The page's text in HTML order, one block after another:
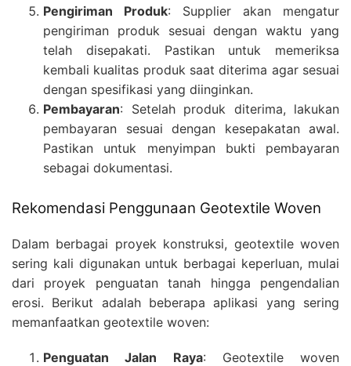
Pengiriman Produk: Supplier akan mengatur
pengiriman produk sesuai dengan waktu yang
telah disepakati. Pastikan untuk memeriksa
kembali kualitas produk saat diterima agar sesuai
dengan spesifikasi yang diinginkan.
Pembayaran: Setelah produk diterima, lakukan
pembayaran sesuai dengan kesepakatan awal.
Pastikan untuk menyimpan bukti pembayaran
sebagai dokumentasi.
Rekomendasi Penggunaan Geotextile Woven
Dalam berbagai proyek konstruksi, geotextile woven
sering kali digunakan untuk berbagai keperluan, mulai
dari proyek penguatan tanah hingga pengendalian
erosi. Berikut adalah beberapa aplikasi yang sering
memanfaatkan geotextile woven:
Penguatan Jalan Raya: Geotextile woven